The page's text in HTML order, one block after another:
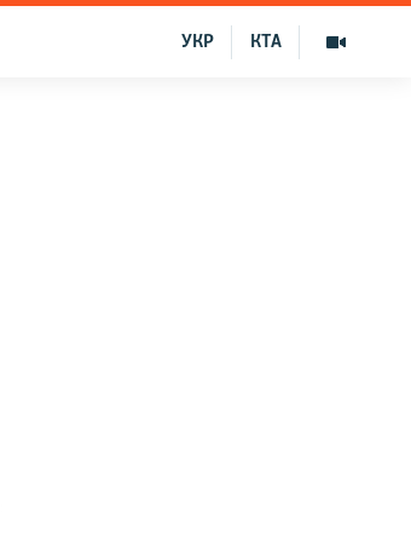
КТА
УКР